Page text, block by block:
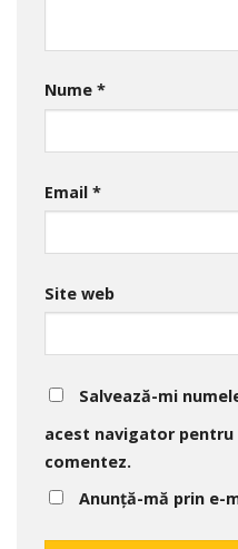
Nume *
Email *
Site web
Salvează-mi
acest navigator
comentez.
Anunță-mă prin e-